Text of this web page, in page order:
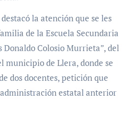
la atención que se les
de la Escuela Secundaria
Donaldo Colosio Murrieta”, del
municipio de Llera, donde se
dos docentes, petición que
estatal anterior